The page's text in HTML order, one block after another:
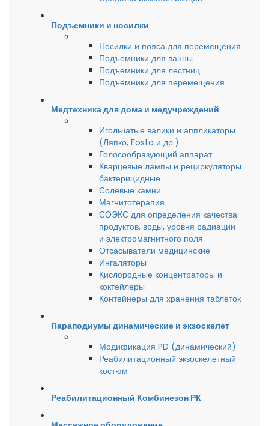
Подъемники и носилки
Носилки и пояса для перемещения
Подъемники для ванны
Подъемники для лестниц
Подъемники для перемещения
Медтехника для дома и медучреждений
Игольчатые валики и аппликаторы
(Ляпко, Fosta и др.)
Голосообразующий аппарат
Кварцевые лампы и рециркуляторы
бактерицидные
Солевые камни
Магнитотерапия
СОЭКС для определения качества
продуктов, воды, уровня радиации
и электромагнитного поля
Отсасыватели медицинские
Ингаляторы
Кислородные концентраторы и
коктейлеры
Контейнеры для хранения таблеток
Параподиумы динамические и экзоскелет
Модификация PD (динамический)
Реабилитационный экзоскелетный
костюм
Реабилитационный Комбинезон РК